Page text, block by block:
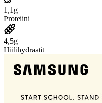
1,1g
Proteiini
4,5g
Hiilihydraatit